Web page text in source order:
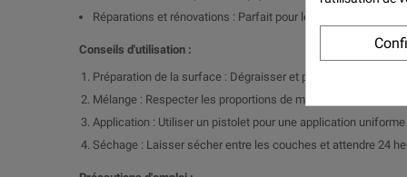
Réparations et rénovations : Parfait pour les retouches et le
Conseils d'utilisation :
Préparation de la surface : Dégraisser et poncer pour garantir
Mélange : Respecter les proportions de mélange entre la
Application : Utiliser un pistolet pour une application
Séchage : Laisser sécher entre les couches et attendre 24